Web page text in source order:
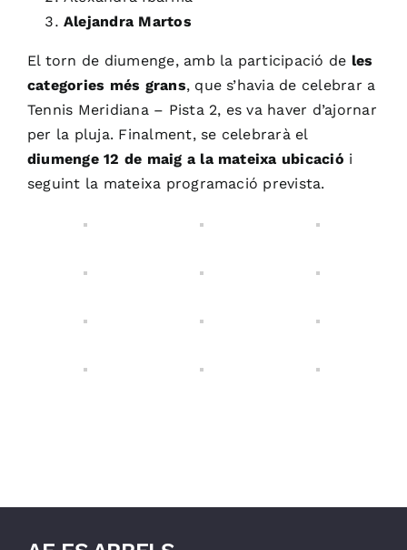
Alejandra Martos
El torn de diumenge, amb la participació de les
categories més grans, que s’havia de celebrar a
Tennis Meridiana – Pista 2, es va haver d’ajornar
per la pluja. Finalment, se celebrarà el
diumenge 12 de maig a la mateixa ubicació i
seguint la mateixa programació prevista.